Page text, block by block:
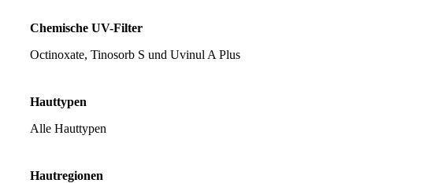
Chemische UV-Filter
Octinoxate, Tinosorb S und Uvinul A Plus
Hauttypen
Alle Hauttypen
Hautregionen